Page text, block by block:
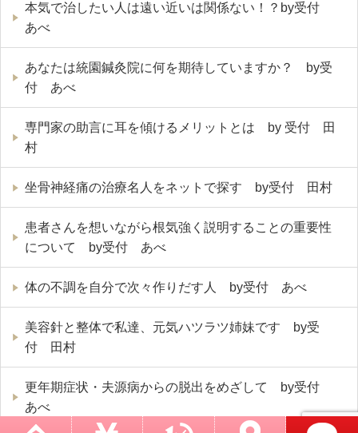
本気で治したい人は遠い近いは関係ない！？by受付
あべ
あなたは統園鍼灸院に何を期待していますか？ by受
付 あべ
専門家の助言に耳を傾けるメリットとは by 受付 田
村
坐骨神経痛の治療名人をネットで探す by受付 田村
患者さんを想いながら根気強く説明することの重要性
について by受付 あべ
体の不調を自分で次々作りだす人 by受付 あべ
美容針と整体で私達、元気ハツラツ姉妹です by受
付 田村
更年期症状・夫源病からの脱出をめざして by受付
あべ